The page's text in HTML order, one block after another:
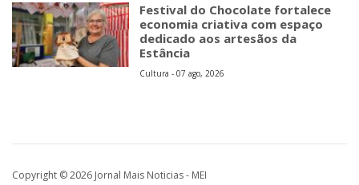
Festival do Chocolate fortalece
economia criativa com espaço
dedicado aos artesãos da
Estância
Cultura - 07 ago, 2026
Copyright © 2026 Jornal Mais Noticias - MEI